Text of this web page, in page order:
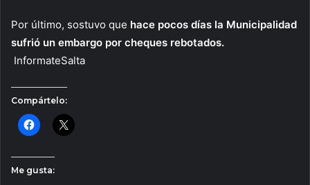
Por último, sostuvo que hace pocos días la Municipalidad
sufrió un embargo por cheques rebotados.
InformateSalta
Compártelo:
Me gusta: